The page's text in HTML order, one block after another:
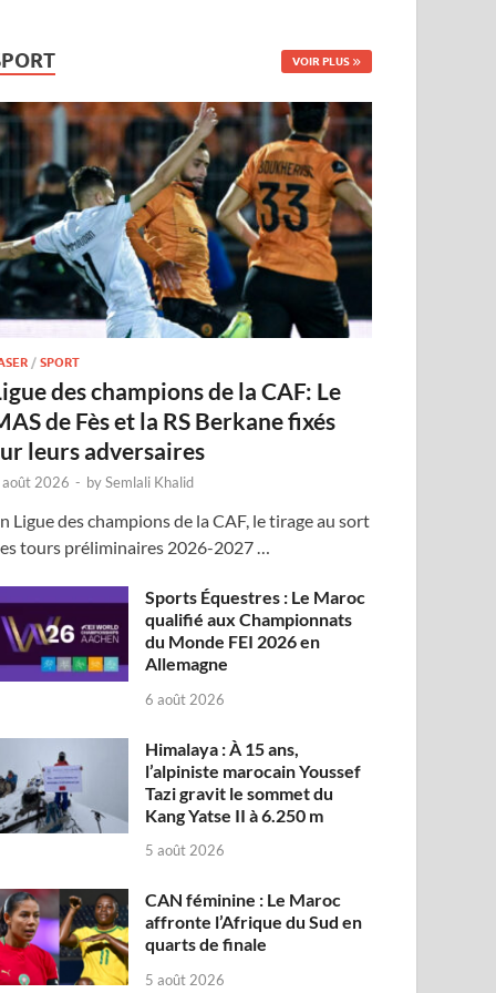
VOIR PLUS
/SPORT
des champions de la CAF: Le
de Fès et la RS Berkane fixés
leurs adversaires
2026 - bySemlali Khalid
Ligue des champions de la CAF, le tirage au sort
tours préliminaires 2026-2027 …
Sports Équestres : Le Maroc
qualifié aux Championnats
du Monde FEI 2026 en
Allemagne
6 août 2026
Himalaya : À 15 ans,
l’alpiniste marocain Youssef
Tazi gravit le sommet du
Kang Yatse II à 6.250 m
5 août 2026
CAN féminine : Le Maroc
affronte l’Afrique du Sud en
quarts de finale
5 août 2026